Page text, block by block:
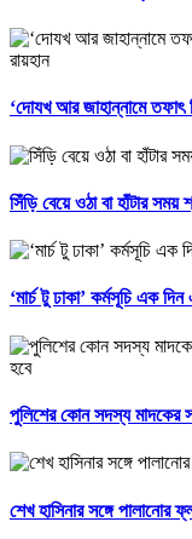
‘দোযখ আর জাহান্নামে তফাৎ
সিঁড়ি বেয়ে ওঠা বা হাঁটার
‘মার্চ টু ঢাকা’ কর্মসূচি এক
পুলিশের কোন সদস্য মাদকের
শেখ হাসিনার সঙ্গে পালানোর